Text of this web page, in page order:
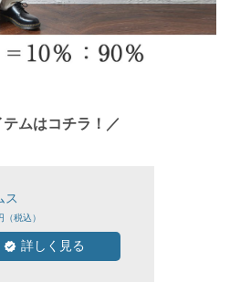
テムはコチラ！／
トムス
詳しく見る